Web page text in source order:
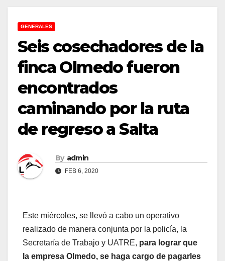
GENERALES
Seis cosechadores de la
finca Olmedo fueron
encontrados
caminando por la ruta
de regreso a Salta
By admin
FEB 6, 2020
Este miércoles, se llevó a cabo un operativo
realizado de manera conjunta por la policía, la
Secretaría de Trabajo y UATRE, para lograr que
la empresa Olmedo, se haga cargo de pagarles